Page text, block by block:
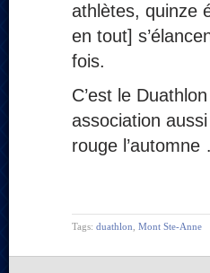
athlètes, quinze
en tout]
fois.
C’est le
association
rouge
Tags: duathlon Mont Ste-Anne